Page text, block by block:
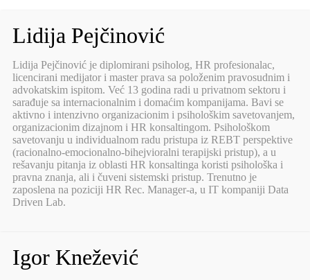
Lidija Pejčinović
Lidija Pejčinović je diplomirani psiholog, HR profesionalac,
licencirani medijator i master prava sa položenim pravosudnim i
advokatskim ispitom. Već 13 godina radi u privatnom sektoru i
sarađuje sa internacionalnim i domaćim kompanijama. Bavi se
aktivno i intenzivno organizacionim i psihološkim savetovanjem,
organizacionim dizajnom i HR konsaltingom. Psihološkom
savetovanju u individualnom radu pristupa iz REBT perspektive
(racionalno-emocionalno-bihejvioralni terapijski pristup), a u
rešavanju pitanja iz oblasti HR konsaltinga koristi psihološka i
pravna znanja, ali i čuveni sistemski pristup. Trenutno je
zaposlena na poziciji HR Rec. Manager-a, u IT kompaniji Data
Driven Lab.
Igor Knežević